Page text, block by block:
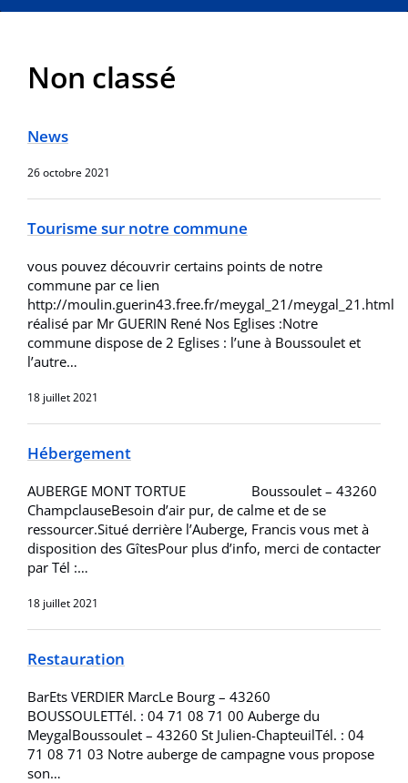
Non classé
News
26 octobre 2021
Tourisme sur notre commune
vous pouvez découvrir certains points de notre
commune par ce lien
http://moulin.guerin43.free.fr/meygal_21/meygal_21.html
réalisé par Mr GUERIN René Nos Eglises :Notre
commune dispose de 2 Eglises : l’une à Boussoulet et
l’autre…
18 juillet 2021
Hébergement
AUBERGE MONT TORTUE Boussoulet – 43260
ChampclauseBesoin d’air pur, de calme et de se
ressourcer.Situé derrière l’Auberge, Francis vous met à
disposition des GîtesPour plus d’info, merci de contacter
par Tél :…
18 juillet 2021
Restauration
BarEts VERDIER MarcLe Bourg – 43260
BOUSSOULETTél. : 04 71 08 71 00 Auberge du
MeygalBoussoulet – 43260 St Julien-ChapteuilTél. : 04
71 08 71 03 Notre auberge de campagne vous propose
son…